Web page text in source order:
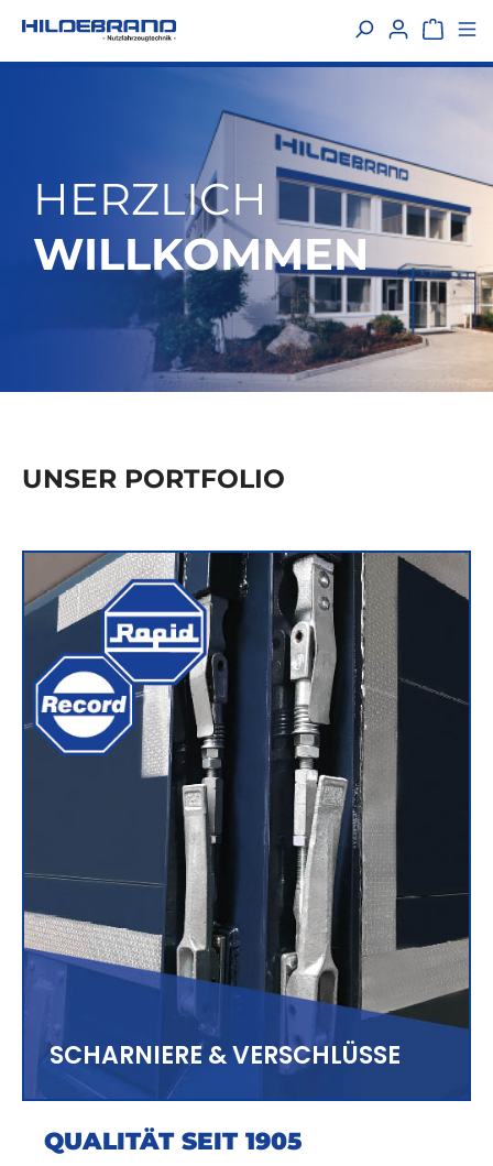
springen
HERZLICH
WILLKOMMEN
UNSER PORTFOLIO
SCHARNIERE & VERSCHLÜSSE
QUALITÄT SEIT 1905